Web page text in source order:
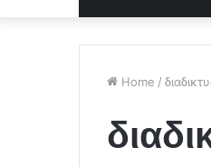
Home /